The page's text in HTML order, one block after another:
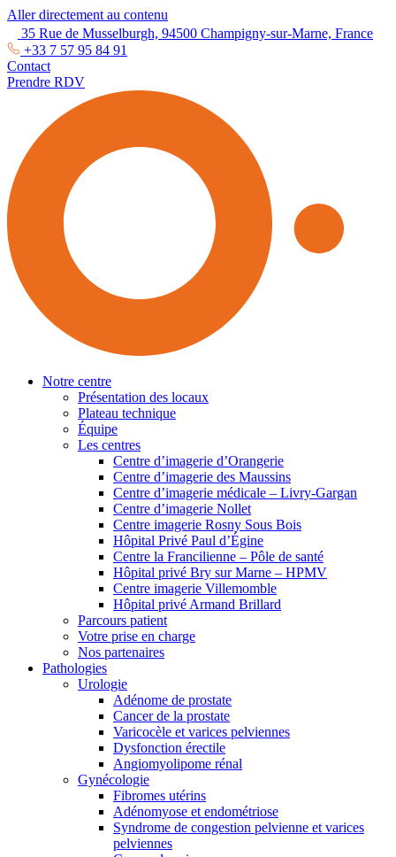
Aller directement au contenu
35 Rue de Musselburgh, 94500 Champigny-sur-Marne, France
+33 7 57 95 84 91
Contact
Prendre RDV
Notre centre
Présentation des locaux
Plateau technique
Équipe
Les centres
Centre d’imagerie d’Orangerie
Centre d’imagerie des Maussins
Centre d’imagerie médicale – Livry-Gargan
Centre d’imagerie Nollet
Centre imagerie Rosny Sous Bois
Hôpital Privé Paul d’Égine
Centre la Francilienne – Pôle de santé
Hôpital privé Bry sur Marne – HPMV
Centre imagerie Villemomble
Hôpital privé Armand Brillard
Parcours patient
Votre prise en charge
Nos partenaires
Pathologies
Urologie
Adénome de prostate
Cancer de la prostate
Varicocèle et varices pelviennes
Dysfonction érectile
Angiomyolipome rénal
Gynécologie
Fibromes utérins
Adénomyose et endométriose
Syndrome de congestion pelvienne et varices
pelviennes